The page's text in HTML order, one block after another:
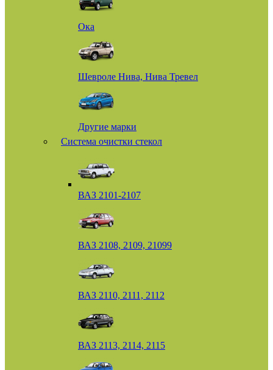
Ока
Шевроле Нива, Нива Тревел
Другие марки
Система очистки стекол
ВАЗ 2101-2107
ВАЗ 2108, 2109, 21099
ВАЗ 2110, 2111, 2112
ВАЗ 2113, 2114, 2115